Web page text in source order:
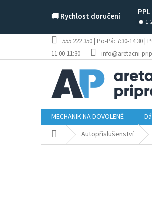
🚚 Rychlost doručení PPL
555 222 350 | Po-Pá: 7:30-14:30 |
11:00-11:30
info@aretacni-
MECHANIK NA DOVOLENÉ
Domů Autopříslušenství